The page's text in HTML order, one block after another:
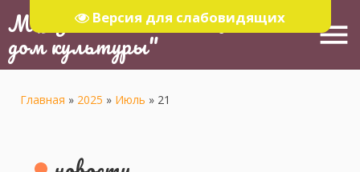
Версия для слабовидящих
МБУ "Тюлячинский Районный
дом культуры" menu
Главная » 2025 » Июль » 21